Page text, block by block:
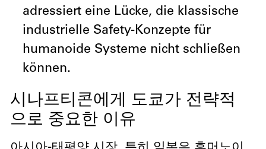
adressiert eine Lücke, die klassische
industrielle Safety-Konzepte für
humanoide Systeme nicht schließen
können.
시나프티콘에게 도쿄가 전략적
으로 중요한 이유